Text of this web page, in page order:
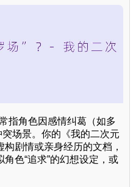
指角色因感情纠葛（如多
场景。你的《我的二次元
剧情或亲身经历的文档，
色“追求”的幻想设定，或